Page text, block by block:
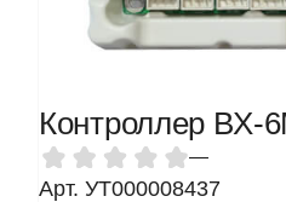
Контроллер BX-
—
Арт. УТ000008437